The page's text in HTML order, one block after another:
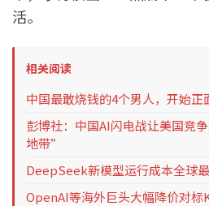
活。
相关阅读
中国最敢烧钱的4个男人，开始正
彭博社：中国AI闪电战让美国竞
地带”
DeepSeek新模型运行成本全球
OpenAI等海外巨头大幅降价对